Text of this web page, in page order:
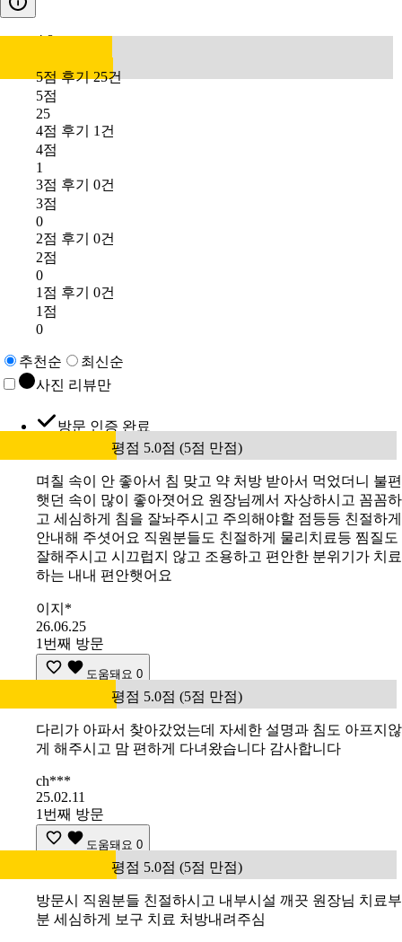
4.8
5점 후기 25건
5점
25
4점 후기 1건
4점
1
3점 후기 0건
3점
0
2점 후기 0건
2점
0
1점 후기 0건
1점
0
추천순
최신순
사진 리뷰만
방문 인증 완료
평점 5.0점 (5점 만점)
며칠 속이 안 좋아서 침 맞고 약 처방 받아서 먹었더니 불편
햇던 속이 많이 좋아졋어요 원장님께서 자상하시고 꼼꼼하
고 세심하게 침을 잘놔주시고 주의해야할 점등등 친절하게
안내해 주셧어요 직원분들도 친절하게 물리치료등 찜질도
잘해주시고 시끄럽지 않고 조용하고 편안한 분위기가 치료
하는 내내 편안햇어요
이지*
26.06.25
1번째 방문
도움돼요 0
평점 5.0점 (5점 만점)
다리가 아파서 찾아갔었는데 자세한 설명과 침도 아프지않
게 해주시고 맘 편하게 다녀왔습니다 감사합니다
ch***
25.02.11
1번째 방문
도움돼요 0
평점 5.0점 (5점 만점)
방문시 직원분들 친절하시고 내부시설 깨끗 원장님 치료부
분 세심하게 보구 치료 처방내려주심